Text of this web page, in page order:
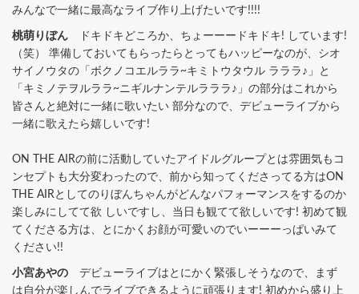
みんなで一緒に最高なライブ作り上げたいです!!!!
桃萌りぼん
ドキドキどころか、ちょーーードキドキ! しています!
（笑） 準備しておいてもらったらとってもハッピーなのが、シオ
サイノウタの「ボクノコエルララ~キミトウタウル ラララ♪」と
「キミノテヲルララ~ニギルナンテルラララ♪」の部分はこれから
皆さんと絶対に一緒に歌いたい 部分なので、デビューライブから
一緒に歌えたら嬉しいです!
ON THE AIRの前に活動していたアイドルグループとは雰囲気もコ
ンセプトも大分変わったので、前から知ってくださってる方はON
THE AIRとしてのりぼんちゃんがどんなパフォーマンスをするのか
楽しみにしてて欲 しいですし、当日も観てて欲しいです! 初めて観
てくださる方は、とにかくお顔が可愛いのでいーーーっぱいみて
ください!!
小宮あやの デビューライブはとにかく緊張しそうなので、まず
は自分が楽しんでライブできるように頑張ります! 初めから盛り上